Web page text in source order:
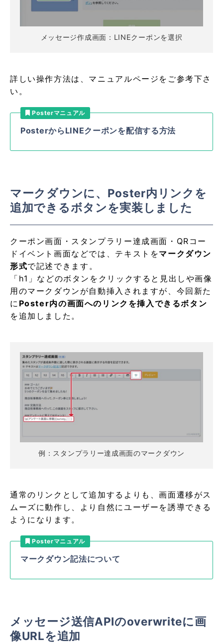
メッセージ作成画面：LINEクーポンを選択
詳しい操作方法は、マニュアルページをご参考下さ
い。
Posterマニュアル
PosterからLINEクーポンを配信する方法
マークダウンに、Poster内リンクを
追加できるボタンを実装しました
クーポン画面・スタンプラリー達成画面・QRコー
ドイベント画面などでは、テキストをマークダウン
形式で記述できます。
「h1」などのボタンをクリックすると見出しや画像
用のマークダウンが自動挿入されますが、今回新た
に Poster内の画面へのリンクを挿入できるボタン
を追加しました。
例：スタンプラリー達成画面のマークダウン
通常のリンクとして追加するよりも、画面遷移がス
ムーズに動作し、より自然にユーザーを誘導できる
ようになります。
Posterマニュアル
マークダウン記法について
メッセージ送信APIのoverwriteに画
像URLを追加